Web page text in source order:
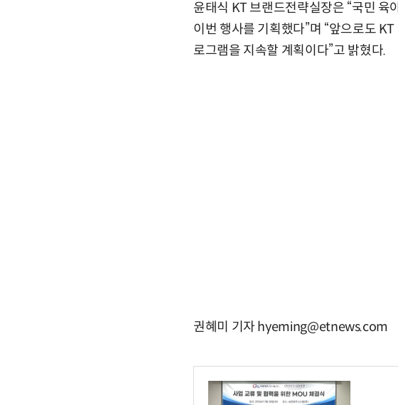
윤태식 KT 브랜드전략실장은 “국민 육
이번 행사를 기획했다”며 “앞으로도
로그램을 지속할 계획이다”고 밝혔다.
권혜미 기자 hyeming@etnews.com